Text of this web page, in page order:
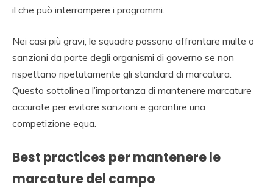
il che può interrompere i programmi.
Nei casi più gravi, le squadre possono affrontare multe o
sanzioni da parte degli organismi di governo se non
rispettano ripetutamente gli standard di marcatura.
Questo sottolinea l’importanza di mantenere marcature
accurate per evitare sanzioni e garantire una
competizione equa.
Best practices per mantenere le
marcature del campo